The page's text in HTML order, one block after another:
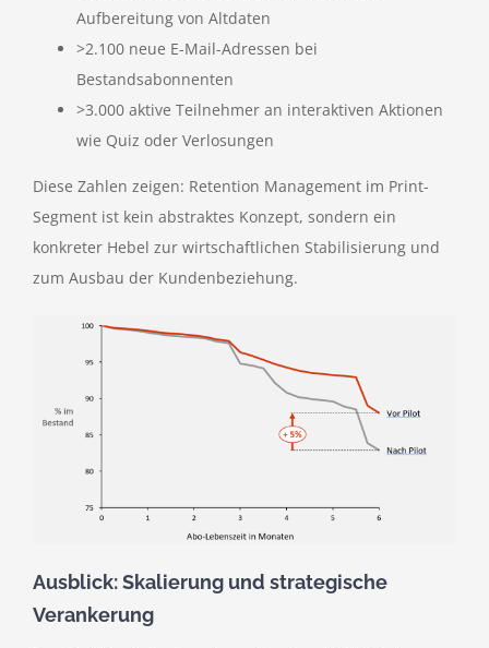
Aufbereitung von Altdaten
>2.100 neue E-Mail-Adressen bei
Bestandsabonnenten
>3.000 aktive Teilnehmer an interaktiven Aktionen
wie Quiz oder Verlosungen
Diese Zahlen zeigen: Retention Management im Print-
Segment ist kein abstraktes Konzept, sondern ein
konkreter Hebel zur wirtschaftlichen Stabilisierung und
zum Ausbau der Kundenbeziehung.
Ausblick: Skalierung und strategische
Verankerung